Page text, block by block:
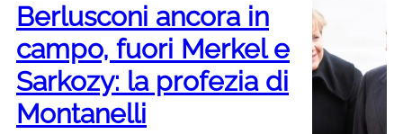
Berlusconi ancora in
campo, fuori Merkel e
Sarkozy: la profezia di
Montanelli